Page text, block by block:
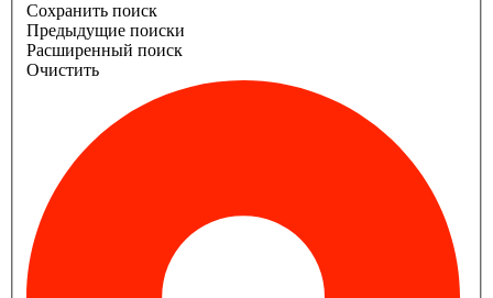
Сохранить поиск
Предыдущие поиски
Расширенный поиск
Очистить